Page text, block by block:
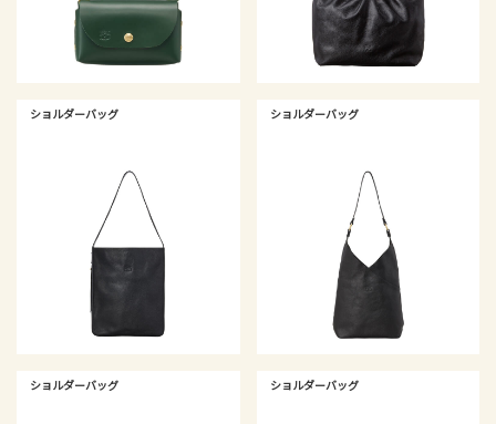
ショルダーバッグ ショルダーバッグ
ショルダーバッグ ショルダーバッグ